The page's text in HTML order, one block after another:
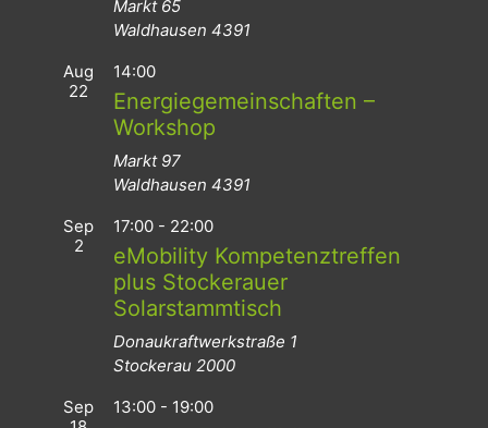
Markt 65
Waldhausen 4391
Aug
22
14:00
Energiegemeinschaften –
Workshop
Markt 97
Waldhausen 4391
Sep
2
17:00 - 22:00
eMobility Kompetenztreffen
plus Stockerauer
Solarstammtisch
Donaukraftwerkstraße 1
Stockerau 2000
Sep
13:00 - 19:00